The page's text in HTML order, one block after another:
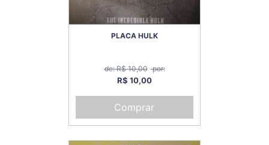
PLACA HULK
de: R$ 10,00 por:
R$ 10,00
Comprar